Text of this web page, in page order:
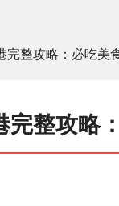
完整攻略：必吃美
完整攻略